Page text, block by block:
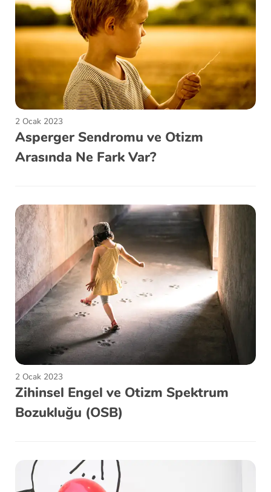
2 Ocak 2023
Asperger Sendromu ve Otizm
Arasında Ne Fark Var?
2 Ocak 2023
Zihinsel Engel ve Otizm Spektrum
Bozukluğu (OSB)